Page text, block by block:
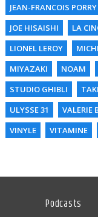
JEAN-FRANCOIS PORRY
JOE HISAISHI
LA
LIONEL LEROY
MIYAZAKI
NOAM
STUDIO GHIBLI
ULYSSE 31
VALERIE
VINYLE
VITAMINE
Podcasts